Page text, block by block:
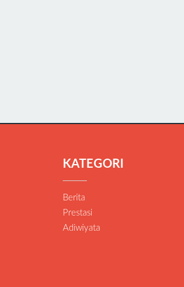
KATEGORI
Berita
Prestasi
Adiwiyata